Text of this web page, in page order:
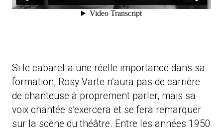
Si le cabaret a une réelle importance dans sa
formation, Rosy Varte n’aura pas de carrière
de chanteuse à proprement parler, mais sa
voix chantée s’exercera et se fera remarquer
sur la scène du théâtre. Entre les années 1950